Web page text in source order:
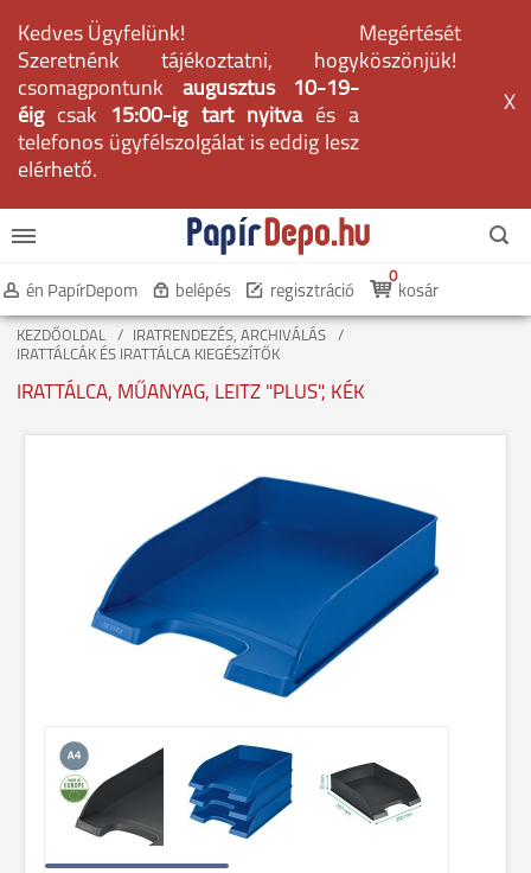
Kedves Ügyfelünk!
Szeretnénk tájékoztatni, hogy
csomagpontunk augusztus 10-19-
éig csak 15:00-ig tart nyitvaés a
telefonos ügyfélszolgálat is eddig lesz
elérhető.
Megértését
köszönjük!
X
én PapírDepom belépés regisztráció kosár
0
KEZDŐOLDAL
IRATRENDEZÉS, ARCHIVÁLÁS
IRATTÁLCÁK ÉS IRATTÁLCA KIEGÉSZÍTŐK
IRATTÁLCA, MŰANYAG, LEITZ "PLUS", KÉK